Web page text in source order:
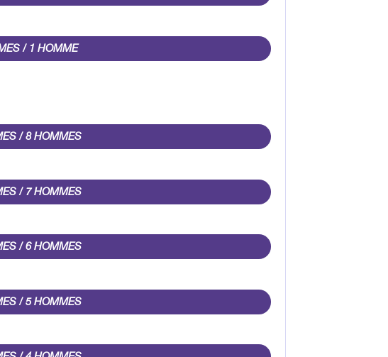
/ 1 HOMME
/ 8 HOMMES
/ 7 HOMMES
/ 6 HOMMES
/ 5 HOMMES